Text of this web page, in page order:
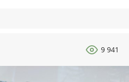
9 941